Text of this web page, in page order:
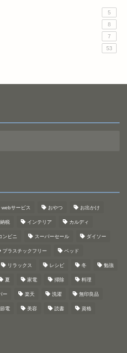
5
8
7
53
webサービス おやつ お出かけ
税 インテリア カルディ
ンビニ スーパーセール ダイソー
プラスチックフリー ベッド
リラックス レシピ 冬 勉強
夏 家電 掃除 料理
ー 楽天 洗濯 無印良品
節電 美容 読書 資格